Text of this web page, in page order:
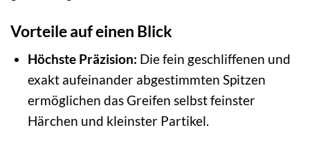
Vorteile auf einen Blick
Höchste Präzision: Die fein geschliffenen und
exakt aufeinander abgestimmten Spitzen
ermöglichen das Greifen selbst feinster
Härchen und kleinster Partikel.